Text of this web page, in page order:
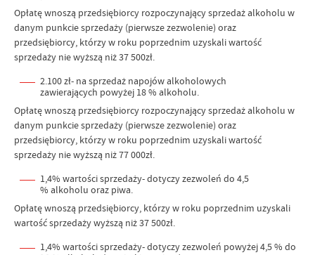
Opłatę wnoszą przedsiębiorcy rozpoczynający sprzedaż alkoholu w
danym punkcie sprzedaży (pierwsze zezwolenie) oraz
przedsiębiorcy, którzy w roku poprzednim uzyskali wartość
sprzedaży nie wyższą niż 37 500zł.
2.100 zł- na sprzedaż napojów alkoholowych
zawierających powyżej 18 % alkoholu.
Opłatę wnoszą przedsiębiorcy rozpoczynający sprzedaż alkoholu w
danym punkcie sprzedaży (pierwsze zezwolenie) oraz
przedsiębiorcy, którzy w roku poprzednim uzyskali wartość
sprzedaży nie wyższą niż 77 000zł.
1,4% wartości sprzedaży- dotyczy zezwoleń do 4,5
% alkoholu oraz piwa.
Opłatę wnoszą przedsiębiorcy, którzy w roku poprzednim uzyskali
wartość sprzedaży wyższą niż 37 500zł.
1,4% wartości sprzedaży- dotyczy zezwoleń powyżej 4,5 % do